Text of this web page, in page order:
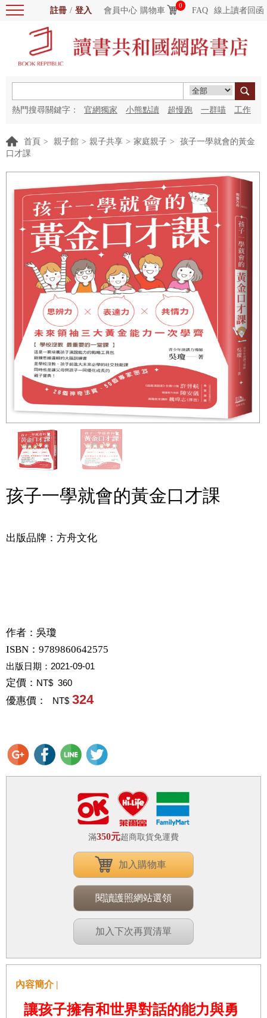
註冊 / 登入 會員中心 購物車
0
FAQ 線上讀者回函
熱門搜尋關鍵字： 官網獨家 小熊點讀 超慢跑 一群喵 工作
首頁 > 親子館 > 親子共享 > 家庭親子 >
孩子一學就會的黃金
口才課
孩子一學就會的黃金口才課
出版品牌：方舟文化
作者： 吳瓊
ISBN：9789860642575
出版日期： 2021-09-01
定價： NT$ 360
優惠價： NT$ 324
滿350元超商取貨免運費
加入購物車
閱讀護照網站選領
加入下次再買清單
內容簡介 |
讓孩子擁有和世界對話的能力與勇